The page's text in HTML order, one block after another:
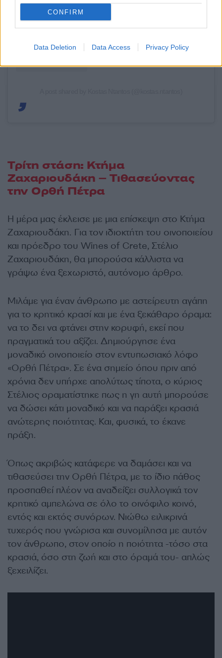
CONFIRM
Data Deletion Data Access Privacy Policy
Τρίτη στάση: Κτήμα
Ζαχαριουδάκη – Τιθασεύοντας
την Ορθή Πέτρα
Η μέρα μας έκλεισε με μια επίσκεψη στο Κτήμα
Ζαχαριουδάκη. Για τον ιδιοκτήτη του οινοποιείου
και πρόεδρο του Wines of Crete, Στέλιο
Ζαχαριουδάκη, θα μπορούσα κάλλιστα να
γράψω ένα ξεχωριστό, αυτόνομο άρθρο.
Μιλάμε για έναν άνθρωπο με αστείρευτη αγάπη
για το κρητικό κρασί και με ένα ξεκάθαρο όραμα:
να το δει να φτάνει στην κορυφή, εκεί που
πραγματικά του αξίζει. Δημιούργησε ένα
μοναδικό οινοποιείο στον εντυπωσιακό λόφο
«Ορθή Πέτρα». Σε ένα σημείο όπου πριν από
χρόνια δεν υπήρχε απολύτως τίποτα, ο κύριος
Στέλιος οραματίστηκε πως η γη αυτή μπορούσε
να δώσει κάτι μοναδικό και να παράξει κρασιά
ανώτερης ποιότητας. Και, φυσικά, το έκανε
πράξη.
Όπως ακριβώς κατάφερε να δαμάσει και να
τιθασεύσει την Ορθή Πέτρα, με το ίδιο πάθος
προσπαθεί πλέον να αναδείξει συλλογικά τον
κρητικό αμπελώνα σε όλο το οινόφιλο κοινό,
εντός και εκτός συνόρων. Νιώθω ειλικρινά
τυχερός που γνώρισα και συνομίλησα με αυτόν
τον άνθρωπο, στον οποίο η ποιότητα -τόσο στα
κρασιά, όσο στη ζωή και στο όραμά του- απλώς
ξεχειλίζει.